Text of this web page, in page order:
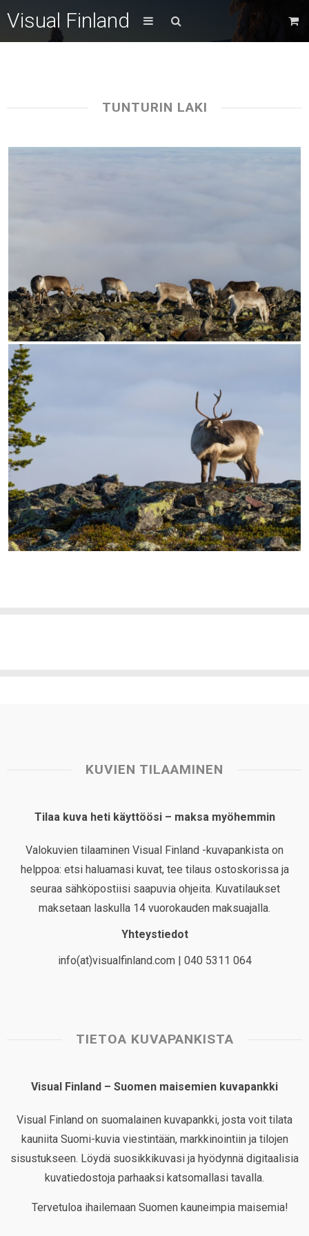
Visual Finland
TUNTURIN LAKI
KUVIEN TILAAMINEN
Tilaa kuva heti käyttöösi – maksa myöhemmin
Valokuvien tilaaminen Visual Finland -kuvapankista on
helppoa: etsi haluamasi kuvat, tee tilaus ostoskorissa ja
seuraa sähköpostiisi saapuvia ohjeita. Kuvatilaukset
maksetaan laskulla 14 vuorokauden maksuajalla.
Yhteystiedot
info(at)visualfinland.com | 040 5311 064
TIETOA KUVAPANKISTA
Visual Finland – Suomen maisemien kuvapankki
Visual Finland on suomalainen kuvapankki, josta voit tilata
kauniita Suomi-kuvia viestintään, markkinointiin ja tilojen
sisustukseen. Löydä suosikkikuvasi ja hyödynnä digitaalisia
kuvatiedostoja parhaaksi katsomallasi tavalla.
Tervetuloa ihailemaan Suomen kauneimpia maisemia!